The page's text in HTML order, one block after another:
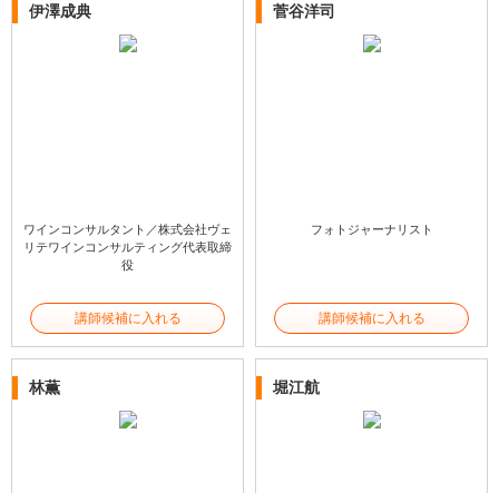
伊澤成典
ワインコンサルタント／株式会社ヴェ
リテワインコンサルティング代表取締
役
講師候補に入れる
菅谷洋司
フォトジャーナリスト
講師候補に入れる
林薫 堀江航